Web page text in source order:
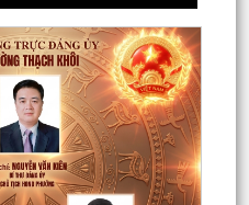
của Ủy ban nhân dân
Thưởng - Uỷ viên Thành
thường trực Ban Nội chính
cho một “Khởi đầu bền